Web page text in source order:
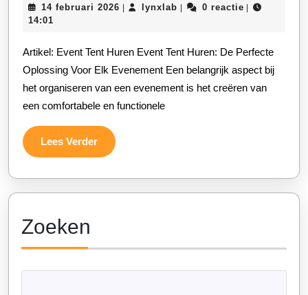
Een
Tent
Voor
Jouw
14 februari 2026 14
| lynxlab lynxlab
| 0 reactie |
14:01
Artikel: Event Tent Huren Event Tent Huren: De Perfecte
Oplossing Voor Elk Evenement Een belangrijk aspect bij
het organiseren van een evenement is het creëren van
een comfortabele en functionele
Lees VerderLees
Verder
Zoeken